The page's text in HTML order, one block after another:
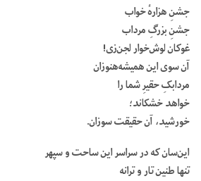
جشنِ هزارهٔ خواب
جشنِ بزرگِ مرداب
غوکان لوش‌خوار لجن‌زی!
آن سوی این همیشه‌هنوزان
مردابکِ حقیرِ شما را
خواهد خشکاند؛
خورشید، آن حقیقت سوزان.
این‌سان‌ که در سراسر این ساحت و سپهر
تنها طنین تار و ترانه